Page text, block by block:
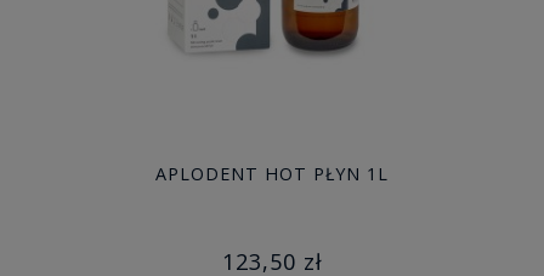
APLODENT HOT PŁYN 1L
123,50 zł